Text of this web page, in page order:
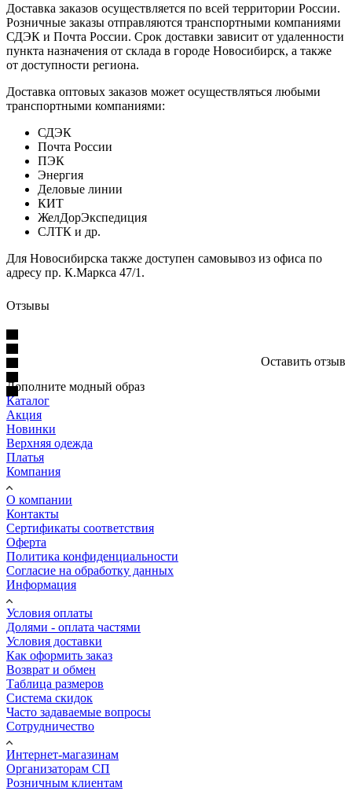
Доставка заказов осуществляется по всей территории России.
Розничные заказы отправляются транспортными компаниями
СДЭК и Почта России. Срок доставки зависит от удаленности
пункта назначения от склада в городе Новосибирск, а также
от доступности региона.
Доставка оптовых заказов может осуществляться любыми
транспортными компаниями:
СДЭК
Почта России
ПЭК
Энергия
Деловые линии
КИТ
ЖелДорЭкспедиция
СЛТК и др.
Для Новосибирска также доступен самовывоз из офиса по
адресу пр. К.Маркса 47/1.
Отзывы
Оставить отзыв
Дополните модный образ
Каталог
Акция
Новинки
Верхняя одежда
Платья
Компания
О компании
Контакты
Сертификаты соответствия
Оферта
Политика конфиденциальности
Согласие на обработку данных
Информация
Условия оплаты
Долями - оплата частями
Условия доставки
Как оформить заказ
Возврат и обмен
Таблица размеров
Система скидок
Часто задаваемые вопросы
Сотрудничество
Интернет-магазинам
Организаторам СП
Розничным клиентам